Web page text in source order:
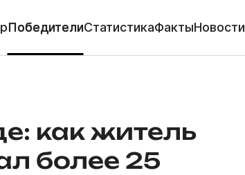
ПобедителиСтатистикаФактыНовости
как житель
более 25